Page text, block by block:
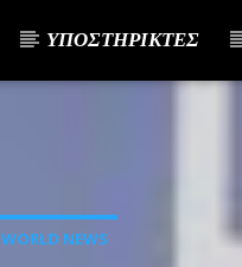
ΥΠΟΣΤΗΡΙΚΤΕΣ
WORLD NEWS